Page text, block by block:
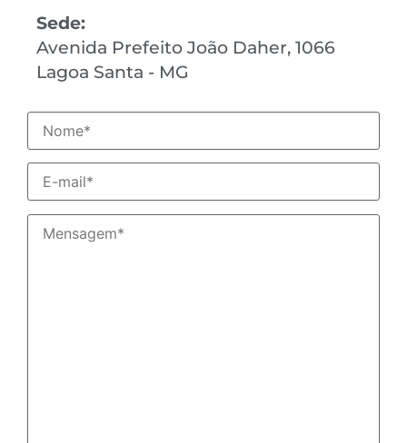
Sede:
Avenida Prefeito João Daher, 1066
Lagoa Santa - MG